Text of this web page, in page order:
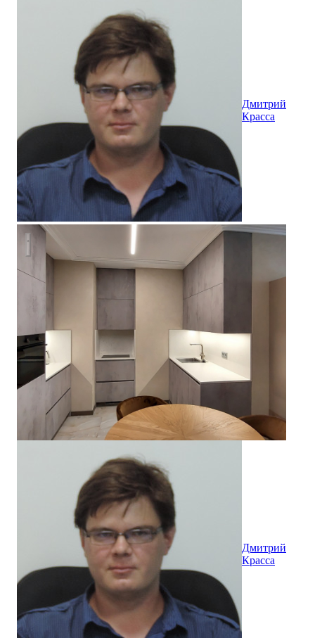
Дмитрий
Красса
Первый Московский: двухкомнатная квартира 74 кв.м.
Дмитрий
Красса